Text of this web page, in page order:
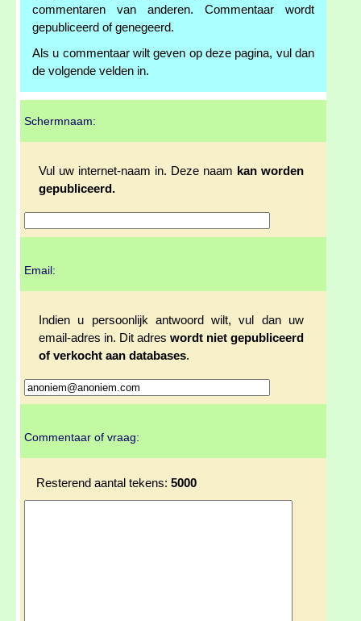
commentaren van anderen. Commentaar wordt
gepubliceerd of genegeerd.
Als u commentaar wilt geven op deze pagina, vul dan
de volgende velden in.
Schermnaam:
Vul uw internet-naam in. Deze naam kan worden
gepubliceerd.
Email:
Indien u persoonlijk antwoord wilt, vul dan uw
email-adres in. Dit adres wordt niet gepubliceerd
of verkocht aan databases.
Commentaar of vraag:
Resterend aantal tekens: 5000